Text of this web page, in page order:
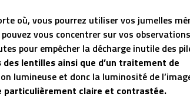
où, vous pourrez utiliser vos jumelles
vous concentrer sur vos
pour empêcher la décharge inutile des
lentilles ainsi que d’un traitement de
lumineuse et donc la luminosité de
particulièrement claire et contrastée.